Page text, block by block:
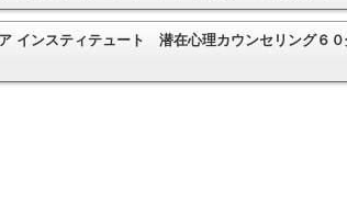
インスティテュート 潜在心理カウンセリング６